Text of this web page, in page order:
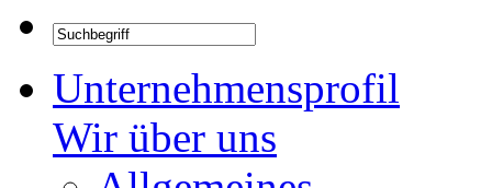
Unternehmensprofil
Wir über uns